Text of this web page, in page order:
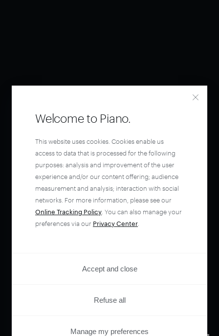
Welcome to Piano.
This website uses cookies. Cookies enable us
access to data that is processed for the following
purposes: analysis and improvement of the user
experience and/or our content offering; audience
measurement and analysis; interaction with social
networks. For more information, please see our
Online Tracking Policy . You can also manage your
preferences via our Privacy Center
Accept and close
Refuse all
Manage my preferences